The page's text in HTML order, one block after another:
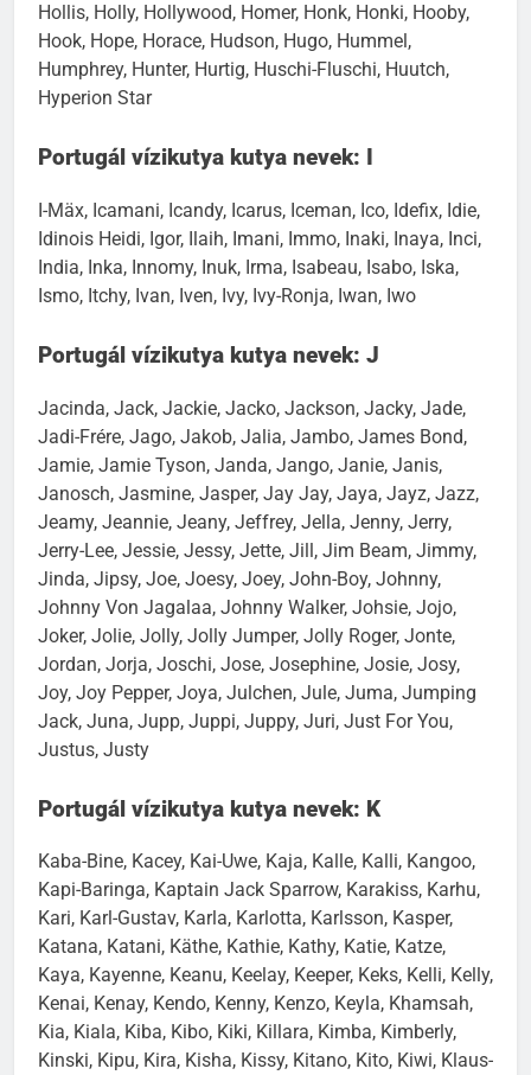
Hollis, Holly, Hollywood, Homer, Honk, Honki, Hooby,
Hook, Hope, Horace, Hudson, Hugo, Hummel,
Humphrey, Hunter, Hurtig, Huschi-Fluschi, Huutch,
Hyperion Star
Portugál vízikutya kutya nevek: I
I-Mäx, Icamani, Icandy, Icarus, Iceman, Ico, Idefix, Idie,
Idinois Heidi, Igor, Ilaih, Imani, Immo, Inaki, Inaya, Inci,
India, Inka, Innomy, Inuk, Irma, Isabeau, Isabo, Iska,
Ismo, Itchy, Ivan, Iven, Ivy, Ivy-Ronja, Iwan, Iwo
Portugál vízikutya kutya nevek: J
Jacinda, Jack, Jackie, Jacko, Jackson, Jacky, Jade,
Jadi-Frére, Jago, Jakob, Jalia, Jambo, James Bond,
Jamie, Jamie Tyson, Janda, Jango, Janie, Janis,
Janosch, Jasmine, Jasper, Jay Jay, Jaya, Jayz, Jazz,
Jeamy, Jeannie, Jeany, Jeffrey, Jella, Jenny, Jerry,
Jerry-Lee, Jessie, Jessy, Jette, Jill, Jim Beam, Jimmy,
Jinda, Jipsy, Joe, Joesy, Joey, John-Boy, Johnny,
Johnny Von Jagalaa, Johnny Walker, Johsie, Jojo,
Joker, Jolie, Jolly, Jolly Jumper, Jolly Roger, Jonte,
Jordan, Jorja, Joschi, Jose, Josephine, Josie, Josy,
Joy, Joy Pepper, Joya, Julchen, Jule, Juma, Jumping
Jack, Juna, Jupp, Juppi, Juppy, Juri, Just For You,
Justus, Justy
Portugál vízikutya kutya nevek: K
Kaba-Bine, Kacey, Kai-Uwe, Kaja, Kalle, Kalli, Kangoo,
Kapi-Baringa, Kaptain Jack Sparrow, Karakiss, Karhu,
Kari, Karl-Gustav, Karla, Karlotta, Karlsson, Kasper,
Katana, Katani, Käthe, Kathie, Kathy, Katie, Katze,
Kaya, Kayenne, Keanu, Keelay, Keeper, Keks, Kelli, Kelly,
Kenai, Kenay, Kendo, Kenny, Kenzo, Keyla, Khamsah,
Kia, Kiala, Kiba, Kibo, Kiki, Killara, Kimba, Kimberly,
Kinski, Kipu, Kira, Kisha, Kissy, Kitano, Kito, Kiwi, Klaus-